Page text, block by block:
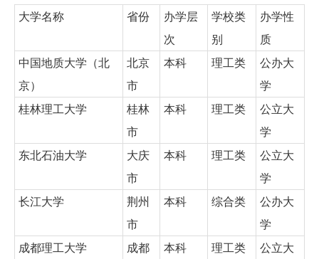
大学名称
省份
办学层
次
学校类
别
办学性
质
中国地质大学（北
京）
北京
市
本科 理工类
公办大
学
桂林理工大学
桂林
市
本科 理工类
公立大
学
东北石油大学
大庆
市
本科 理工类
公立大
学
长江大学
荆州
市
本科 综合类
公办大
学
成都理工大学
成都
本科 理工类
公立大